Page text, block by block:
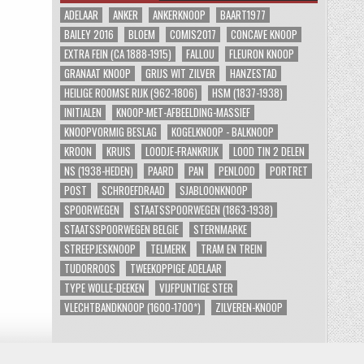
ADELAAR ANKER ANKERKNOOP
BAART1977
BAILEY 2016
BLOEM COMIS2017
CONCAVE KNOOP
EXTRA FEIN (CA 1888-1915)
FALLOU
FLEURON KNOOP
GRANAAT KNOOP
GRIJS WIT ZILVER
HANZESTAD
HEILIGE ROOMSE RIJK (962-1806)
HSM (1837-1938)
INITIALEN
KNOOP-MET-AFBEELDING-MASSIEF
KNOOPVORMIG BESLAG
KOGELKNOOP - BALKNOOP
KROON
KRUIS LOODJE-FRANKRIJK
LOOD TIN 2 DELEN
NS (1938-HEDEN)
PAARD PAN PENLOOD
PORTRET
POST
SCHROEFDRAAD
SJABLOONKNOOP
SPOORWEGEN
STAATSSPOORWEGEN (1863-1938)
STAATSSPOORWEGEN BELGIE
STERNMARKE
STREEPJESKNOOP
TELMERK
TRAM EN TREIN
TUDORROOS
TWEEKOPPIGE ADELAAR
TYPE WOLLE-DEEKEN
VIJFPUNTIGE STER
VLECHTBANDKNOOP (1600-1700*)
ZILVEREN-KNOOP